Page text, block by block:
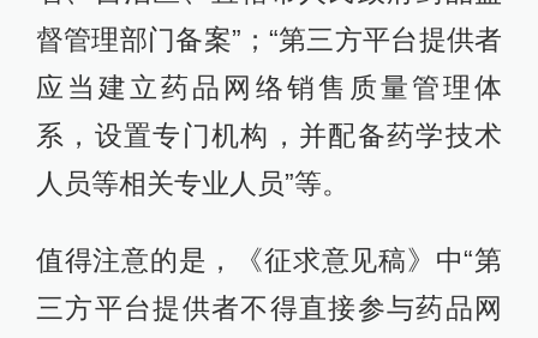
督管理部门备案”；“第三方平台提供者
应当建立药品网络销售质量管理体
系，设置专门机构，并配备药学技术
人员等相关专业人员”等。
值得注意的是，《征求意见稿》中“第
三方平台提供者不得直接参与药品网